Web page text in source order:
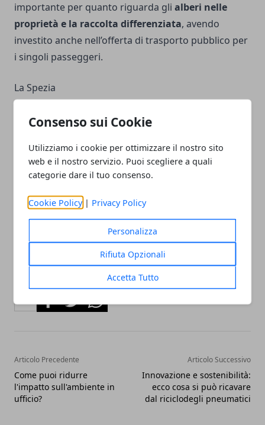
Consenso sui Cookie
Utilizziamo i cookie per ottimizzare il nostro sito
web e il nostro servizio. Puoi scegliere a quali
categorie dare il tuo consenso.
Cookie Policy | Privacy Policy
Personalizza
Rifiuta Opzionali
Accetta Tutto
importante per quanto riguarda gli alberi nelle
proprietà e la raccolta differenziata, avendo
investito anche nell’offerta di trasporto pubblico per
i singoli passeggeri.
La Spezia
Ultima tra le migliori città green in cui vivere in Italia
ozono e, soprattutto, un tasso di motorizzazione di
poco più del 50%,la città privilegia l’investimento in
suolo pubblico, che permette di accogliere il pedone
e di aiutare la sostenibilità.
Articolo Precedente
Come puoi ridurre
l'impatto sull'ambiente in
ufficio?
Articolo Successivo
Innovazione e sostenibilità:
ecco cosa si può ricavare
dal riciclodegli pneumatici